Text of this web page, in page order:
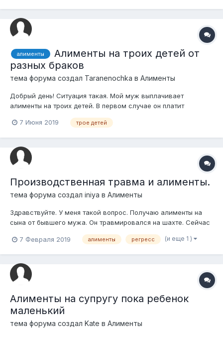
алименты
Алименты на троих детей от
разных браков
тема форума создал Taranenochka в Алименты
Добрый день! Ситуация такая. Мой муж выплачивает
алименты на троих детей. В первом случае он платит
одного ребенка одну четвертую от зп. Общий размер
несколько раз в межрайонный суд по дел...
7 Июня 2019 трое детей
Производственная травма и алименты.
тема форума создал iniya в Алименты
Здравствуйте. У меня такой вопрос. Получаю алименты на
сына от бывшего мужа. Он травмировался на шахте. Сейчас
определить процент нетрудоспособности. Сказали, что будет
бывший муж получит...
7 Февраля 2019 алименты регресс (и еще 1 )
Алименты на супругу пока ребенок
маленький
тема форума создал Kate в Алименты